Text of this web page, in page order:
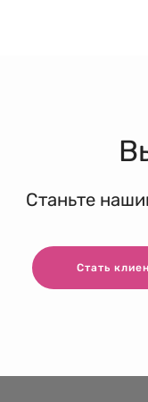
Станьте
Стать